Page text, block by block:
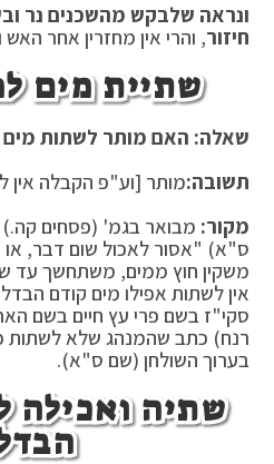
ונראה שלבקש מהשכנים נר
חיזור, והרי אין מחזרין אחר
שתיית מים
שאלה: האם מותר לשתות מים
תשובה:מותר [וע"פ הקבלה אין
מקור: מבואר בגמ' (פסחים
ס"א) "אסור לאכול שום דבר, או
משקין חוץ ממים, משתחשך עד
אין לשתות אפילו מים קודם
סקי"ז בשם פרי עץ חיים בשם
רנח) כתב שהמנהג שלא לשתות
בערוך השולחן (שם ס"א).
שתיה ואכילה